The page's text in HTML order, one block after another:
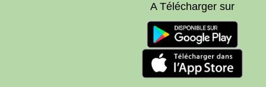
A Télécharger sur